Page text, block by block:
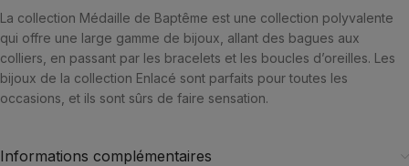
La collection Médaille de Baptême est une collection polyvalente
qui offre une large gamme de bijoux, allant des bagues aux
colliers, en passant par les bracelets et les boucles d’oreilles. Les
bijoux de la collection Enlacé sont parfaits pour toutes les
occasions, et ils sont sûrs de faire sensation.
Informations complémentaires